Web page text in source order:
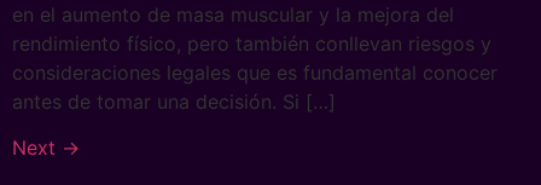
en el aumento de masa muscular y la mejora del
rendimiento físico, pero también conllevan riesgos y
consideraciones legales que es fundamental conocer
antes de tomar una decisión. Si […]
Next →